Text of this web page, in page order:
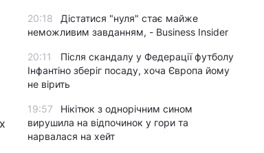
20:18
Дістатися "нуля" стає майже
неможливим завданням, - Business Insider
20:11
Після скандалу у Федерації футболу
Інфантіно зберіг посаду, хоча Європа йому
не вірить
19:57
Нікітюк з однорічним сином
вирушила на відпочинок у гори та
нарвалася на хейт